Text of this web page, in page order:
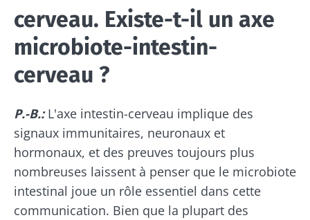
cerveau. Existe-t-il un axe
microbiote-intestin-
cerveau ?
P.-B.: L'axe intestin-cerveau implique des
signaux immunitaires, neuronaux et
hormonaux, et des preuves toujours plus
nombreuses laissent à penser que le microbiote
intestinal joue un rôle essentiel dans cette
communication. Bien que la plupart des
Rester sur le site Web du Biocodex Microbiota
Institute
Je souhaite m'inscrire afin de recevoir
d'autres actualités de Biocodex
J’ai lu et accepte les
CGUet la
protection des données
* Champs obligatoires
BMI 20-35
Découvrir
naturel de
notre
microbiote ?
pétillant,
acidulé et
les grands
alliés de
microbiote
intestinal
Vous êtes
23/07/2026